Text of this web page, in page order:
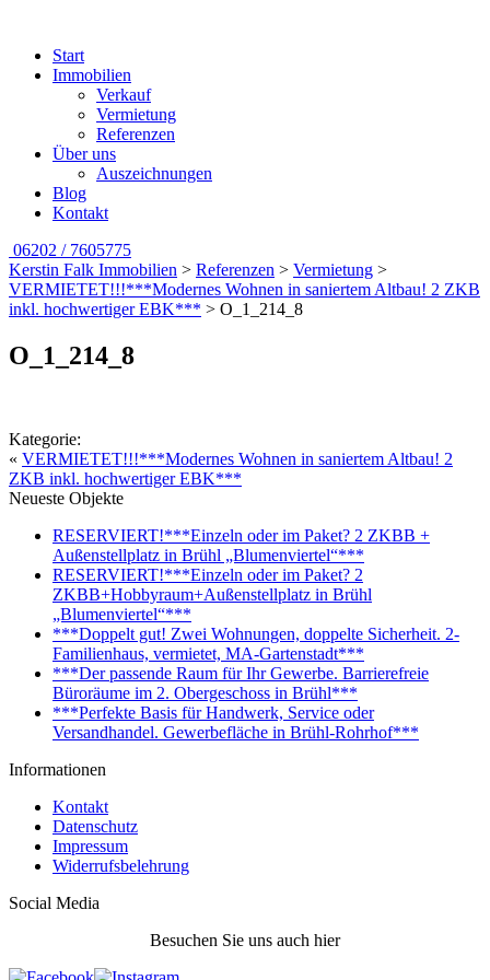
Start
Immobilien
Verkauf
Vermietung
Referenzen
Über uns
Auszeichnungen
Blog
Kontakt
06202 / 7605775
Kerstin Falk Immobilien > Referenzen > Vermietung >
VERMIETET!!!***Modernes Wohnen in saniertem Altbau! 2 ZKB
inkl. hochwertiger EBK*** > O_1_214_8
O_1_214_8
Kategorie:
« VERMIETET!!!***Modernes Wohnen in saniertem Altbau! 2
ZKB inkl. hochwertiger EBK***
Neueste Objekte
RESERVIERT!***Einzeln oder im Paket? 2 ZKBB +
Außenstellplatz in Brühl „Blumenviertel“***
RESERVIERT!***Einzeln oder im Paket? 2
ZKBB+Hobbyraum+Außenstellplatz in Brühl
„Blumenviertel“***
***Doppelt gut! Zwei Wohnungen, doppelte Sicherheit. 2-
Familienhaus, vermietet, MA-Gartenstadt***
***Der passende Raum für Ihr Gewerbe. Barrierefreie
Büroräume im 2. Obergeschoss in Brühl***
***Perfekte Basis für Handwerk, Service oder
Versandhandel. Gewerbefläche in Brühl-Rohrhof***
Informationen
Kontakt
Datenschutz
Impressum
Widerrufsbelehrung
Social Media
Besuchen Sie uns auch hier